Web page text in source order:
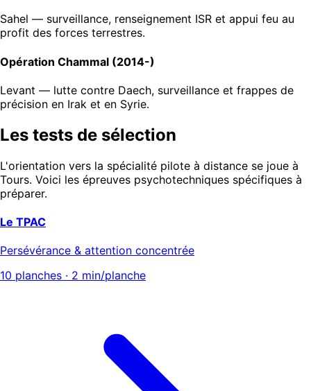
Sahel — surveillance, renseignement ISR et appui feu au
profit des forces terrestres.
Opération Chammal (2014-)
Levant — lutte contre Daech, surveillance et frappes de
précision en Irak et en Syrie.
Les tests de sélection
L'orientation vers la spécialité pilote à distance se joue à
Tours. Voici les épreuves psychotechniques spécifiques à
préparer.
Le TPAC
Persévérance & attention concentrée
10 planches · 2 min/planche